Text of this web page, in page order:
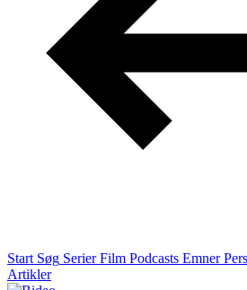
Start Søg Serier Film Podcasts Emner
Artikler